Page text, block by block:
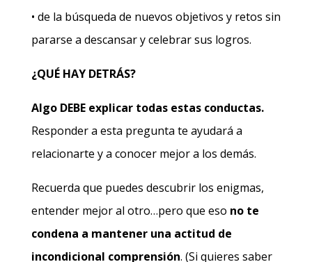
• de la búsqueda de nuevos objetivos y retos sin
pararse a descansar y celebrar sus logros.
¿QUÉ HAY DETRÁS?
Algo DEBE explicar todas estas conductas.
Responder a esta pregunta te ayudará a
relacionarte y a conocer mejor a los demás.
Recuerda que puedes descubrir los enigmas,
entender mejor al otro…pero que eso no te
condena a mantener una actitud de
incondicional comprensión. (Si quieres saber